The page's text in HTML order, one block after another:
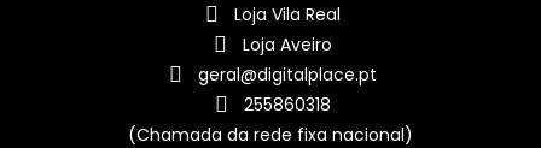
Loja Vila Real
Loja Aveiro
geral@digitalplace.pt
255860318
(Chamada da rede fixa nacional)